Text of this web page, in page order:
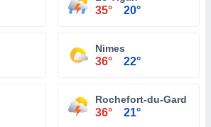
35° 20°
Nimes
36° 22°
Rochefort-du-Gard
36° 21°